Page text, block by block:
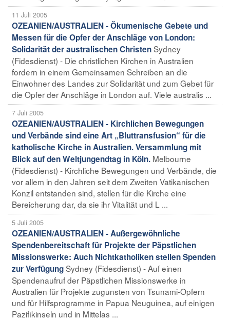
11 Juli 2005
OZEANIEN/AUSTRALIEN - Ökumenische Gebete und
Messen für die Opfer der Anschläge von London:
Solidarität der australischen ChristenSydney
(Fidesdienst) - Die christlichen Kirchen in Australien
fordern in einem Gemeinsamen Schreiben an die
Einwohner des Landes zur Solidarität und zum Gebet für
die Opfer der Anschläge in London auf. Viele australis ...
7 Juli 2005
OZEANIEN/AUSTRALIEN - Kirchlichen Bewegungen
und Verbände sind eine Art „Bluttransfusion“ für die
katholische Kirche in Australien. Versammlung mit
Blick auf den Weltjungendtag in Köln. Melbourne
(Fidesdienst) - Kirchliche Bewegungen und Verbände, die
vor allem in den Jahren seit dem Zweiten Vatikanischen
Konzil entstanden sind, stellen für die Kirche eine
Bereicherung dar, da sie ihr Vitalität und L ...
5 Juli 2005
OZEANIEN/AUSTRALIEN - Außergewöhnliche
Spendenbereitschaft für Projekte der Päpstlichen
Missionswerke: Auch Nichtkatholiken stellen Spenden
zur VerfügungSydney (Fidesdienst) - Auf einen
Spendenaufruf der Päpstlichen Missionswerke in
Australien für Projekte zugunsten von Tsunami-Opfern
und für Hilfsprogramme in Papua Neuguinea, auf einigen
Pazifikinseln und in Mittelas ...